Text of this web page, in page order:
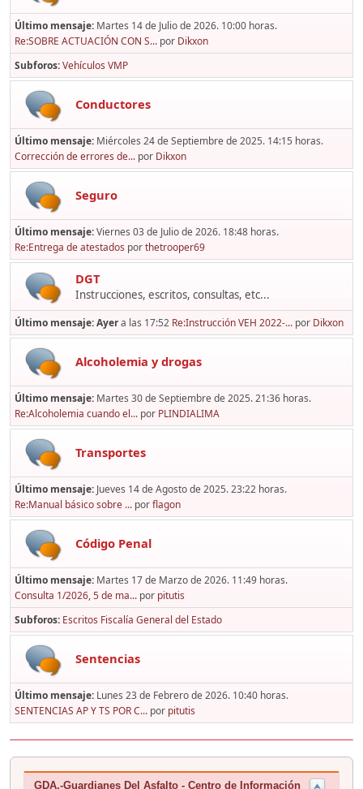
Último mensaje: Martes 14 de Julio de 2026. 10:00 horas.
Re:SOBRE ACTUACIÓN CON S... por Dikxon
Subforos Vehículos VMP
Conductores
Último mensaje: Miércoles 24 de Septiembre de 2025. 14:15 horas.
Corrección de errores de... por Dikxon
Seguro
Último mensaje:Viernes 03 de Julio de 2026. 18:48 horas.
Re:Entrega de atestados porthetrooper69
DGT
Instrucciones, escritos, consultas, etc...
Último mensaje:Ayera las 17:52 Re:Instrucción VEH 2022-... por Dikxon
Alcoholemia y drogas
Último mensaje: Martes 30 de Septiembre de 2025. 21:36 horas.
Re:Alcoholemia cuando el... por PLINDIALIMA
Transportes
Último mensaje: Jueves 14 de Agosto de 2025. 23:22 horas.
Re:Manual básico sobre ... porflagon
Código Penal
Último mensaje: Martes 17 de Marzo de 2026. 11:49 horas.
Consulta 1/2026, 5 de ma... por pitutis
Subforos Escritos Fiscalía General del Estado
Sentencias
Último mensaje: Lunes 23 de Febrero de 2026. 10:40 horas.
SENTENCIAS AP Y TS POR C... por pitutis
GDA.-Guardianes Del Asfalto - Centro de Información